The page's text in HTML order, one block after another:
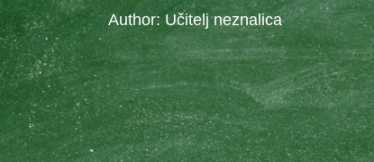
Author: Učitelj neznalica